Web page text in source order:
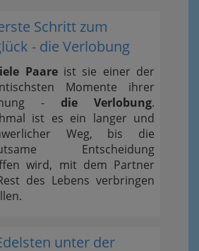
Schritt zum
- die Verlobung
Paareist sie einer der
Momente ihrer
- die Verlobung.
ist es ein langer und
Weg, bis die
Entscheidung
wird, mit dem Partner
des Lebens verbringen
unter der